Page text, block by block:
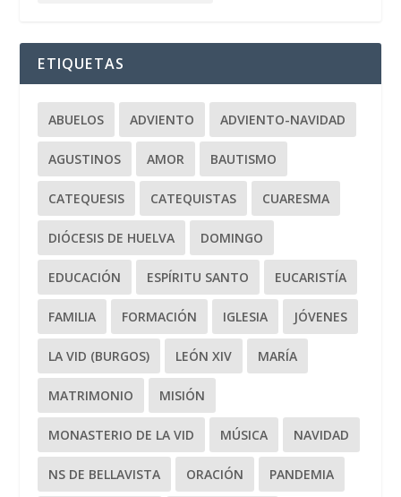
ETIQUETAS
ABUELOS ADVIENTO ADVIENTO-NAVIDAD
AGUSTINOS AMOR BAUTISMO
CATEQUESIS CATEQUISTAS CUARESMA
DIÓCESIS DE HUELVA DOMINGO
EDUCACIÓN ESPÍRITU SANTO EUCARISTÍA
FAMILIA FORMACIÓN IGLESIA JÓVENES
LA VID (BURGOS) LEÓN XIV MARÍA
MATRIMONIO MISIÓN
MONASTERIO DE LA VID MÚSICA NAVIDAD
NS DE BELLAVISTA ORACIÓN PANDEMIA